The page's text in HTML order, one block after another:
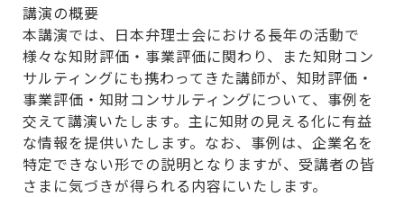
講演の概要
本講演では、日本弁理士会における長年の活動で
様々な知財評価・事業評価に関わり、また知財コン
サルティングにも携わってきた講師が、知財評価・
事業評価・知財コンサルティングについて、事例を
交えて講演いたします。主に知財の見える化に有益
な情報を提供いたします。なお、事例は、企業名を
特定できない形での説明となりますが、受講者の皆
さまに気づきが得られる内容にいたします。